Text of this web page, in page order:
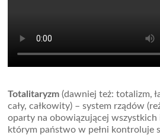
Totalitaryzm (dawniej też: totalizm,
cały, całkowity) – system rządów
oparty na obowiązującej wszystkich
którym państwo w pełni kontroluje